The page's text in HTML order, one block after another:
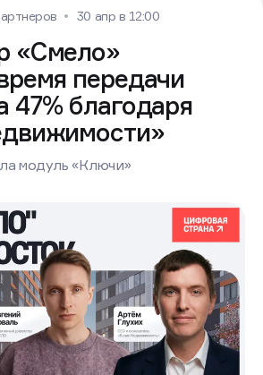
30 апр в 12:00
«Смело»
передачи
47% благодаря
модуль «Ключи»